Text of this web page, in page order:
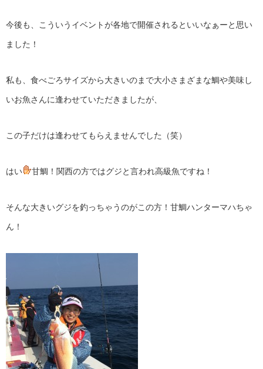
今後も、こういうイベントが各地で開催されるといいなぁーと思い
ました！
私も、食べごろサイズから大きいのまで大小さまざまな鯛や美味し
いお魚さんに逢わせていただきましたが、
この子だけは逢わせてもらえませんでした（笑）
はい 甘鯛！関西の方ではグジと言われ高級魚ですね！
そんな大きいグジを釣っちゃうのがこの方！甘鯛ハンターマハちゃ
ん！